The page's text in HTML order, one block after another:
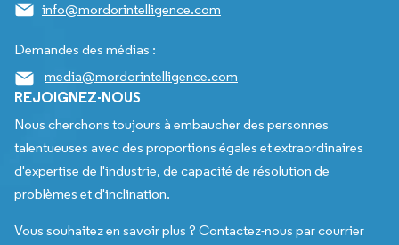
info@mordorintelligence.com
Demandes des médias :
media@mordorintelligence.com
REJOIGNEZ-NOUS
Nous cherchons toujours à embaucher des personnes
talentueuses avec des proportions égales et extraordinaires
d'expertise de l'industrie, de capacité de résolution de
problèmes et d'inclination.
Vous souhaitez en savoir plus ? Contactez-nous par courrier